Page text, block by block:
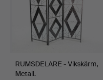
RUMSDELARE - Vikskärm,
Metall.